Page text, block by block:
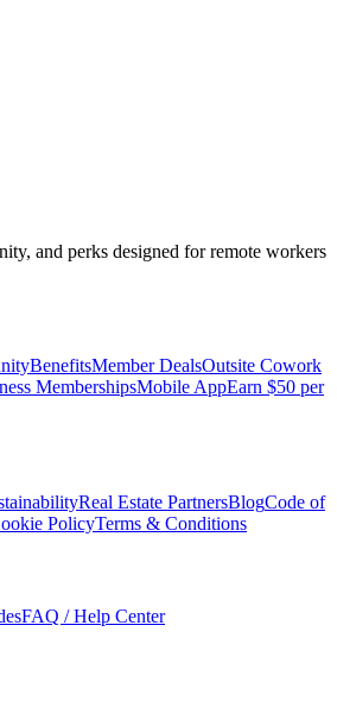
you need to be comfortable and
and perks designed for remote workers
BenefitsMember DealsOutsite Cowork
MembershipsMobile AppEarn $50 per
Real Estate PartnersBlogCode of
PolicyTerms & Conditions
FAQ / Help Center